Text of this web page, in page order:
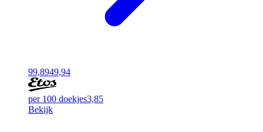
99,8949,94
per 100 doekjes3,85
Bekijk